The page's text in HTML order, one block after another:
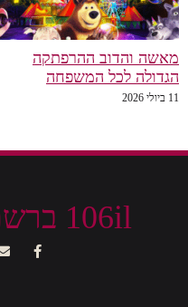
מאשה והדוב ההרפתקה
הגדולה לכל המשפחה
11 ביולי 2026
106il ברשתות חברתיות